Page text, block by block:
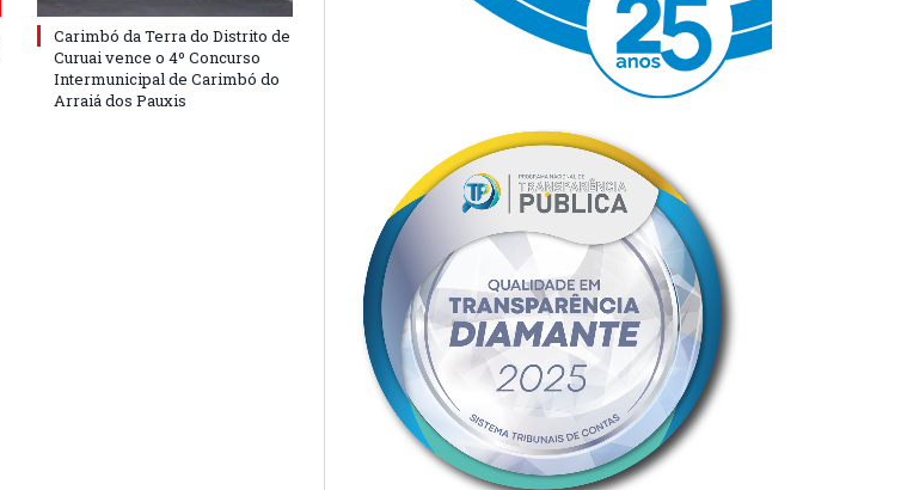
Carimbó da Terra do Distrito de
Curuai vence o 4º Concurso
Intermunicipal de Carimbó do
Arraiá dos Pauxis